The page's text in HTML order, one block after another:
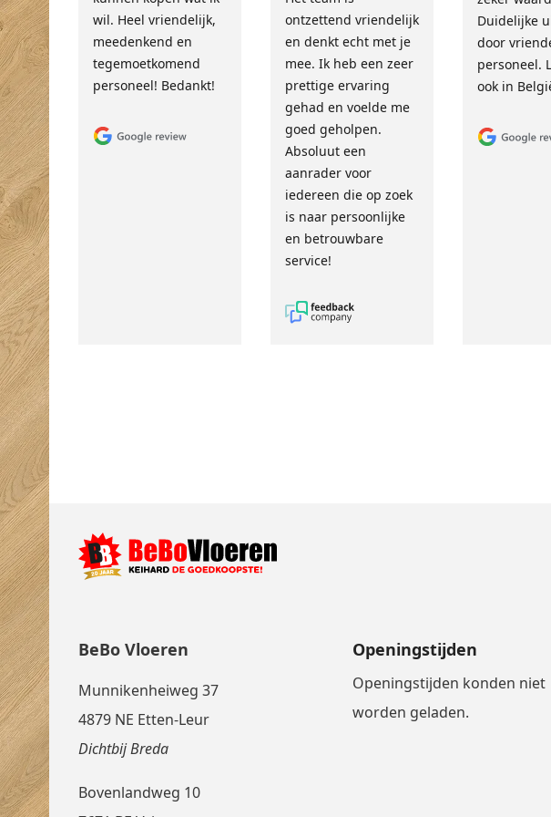
wil. Heel vriendelijk,
meedenkend en
tegemoetkomend
personeel! Bedankt!
ontzettend vriendelijk
en denkt echt met je
mee. Ik heb een zeer
prettige ervaring
gehad en voelde me
goed geholpen.
Absoluut een
aanrader voor
iedereen die op zoek
is naar persoonlijke
en betrouwbare
service!
Duidelijke
door
personeel.
ook in
BeBo Vloeren
Munnikenheiweg 37
4879 NE Etten-Leur
Dichtbij Breda
Bovenlandweg 10
Openingstijden
Openingstijden konden niet
worden geladen.